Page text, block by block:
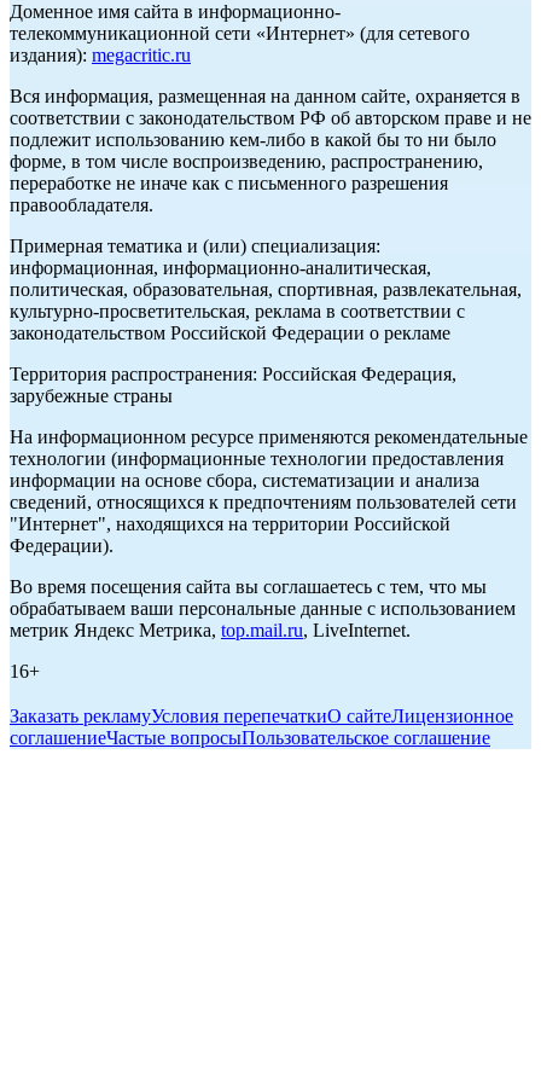
Доменное имя сайта в информационно-
телекоммуникационной сети «Интернет» (для сетевого
издания): megacritic.ru
Вся информация, размещенная на данном сайте, охраняется в
соответствии с законодательством РФ об авторском праве и не
подлежит использованию кем-либо в какой бы то ни было
форме, в том числе воспроизведению, распространению,
переработке не иначе как с письменного разрешения
правообладателя.
Примерная тематика и (или) специализация:
информационная, информационно-аналитическая,
политическая, образовательная, спортивная, развлекательная,
культурно-просветительская, реклама в соответствии с
законодательством Российской Федерации о рекламе
Территория распространения: Российская Федерация,
зарубежные страны
На информационном ресурсе применяются рекомендательные
технологии (информационные технологии предоставления
информации на основе сбора, систематизации и анализа
сведений, относящихся к предпочтениям пользователей сети
"Интернет", находящихся на территории Российской
Федерации).
Во время посещения сайта вы соглашаетесь с тем, что мы
обрабатываем ваши персональные данные с использованием
метрик Яндекс Метрика, top.mail.ru, LiveInternet.
16+
Заказать рекламуУсловия перепечаткиО сайтеЛицензионное
соглашениеЧастые вопросыПользовательское соглашение